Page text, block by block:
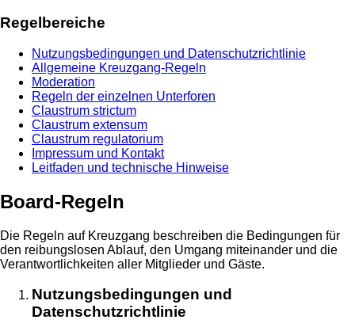
Regelbereiche
Nutzungsbedingungen und Datenschutzrichtlinie
Allgemeine Kreuzgang-Regeln
Moderation
Regeln der einzelnen Unterforen
Claustrum strictum
Claustrum extensum
Claustrum regulatorium
Impressum und Kontakt
Leitfaden und technische Hinweise
Board-Regeln
Die Regeln auf Kreuzgang beschreiben die Bedingungen für
den reibungslosen Ablauf, den Umgang miteinander und die
Verantwortlichkeiten aller Mitglieder und Gäste.
Nutzungsbedingungen und
Datenschutzrichtlinie